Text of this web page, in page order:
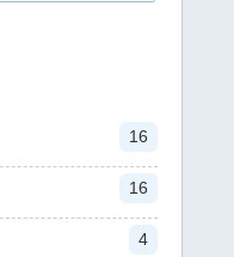
16
16
4